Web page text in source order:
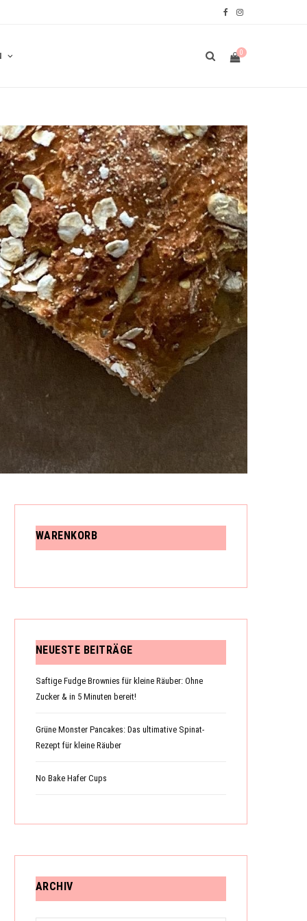
c
o
o
k
I
g
r
a
m
0
A
R
WARENKORB
NEUESTE BEITRÄGE
Saftige Fudge Brownies für kleine Räuber: Ohne
Zucker & in 5 Minuten bereit!
Grüne Monster Pancakes: Das ultimative Spinat-
Rezept für kleine Räuber
No Bake Hafer Cups
ARCHIV